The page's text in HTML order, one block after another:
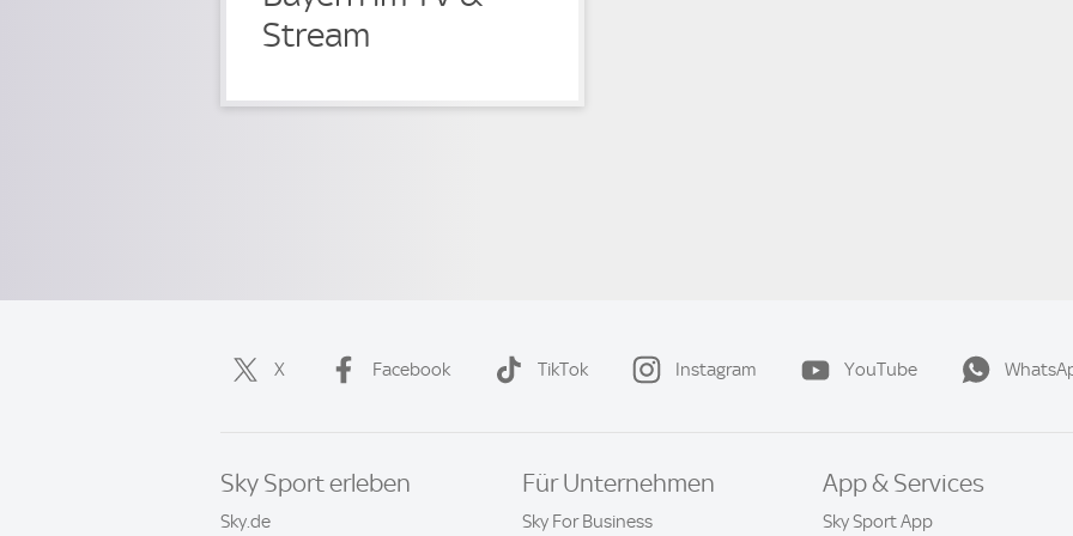
Stream
X Facebook TikTok Instagram YouTube
Sky Sport erleben
Sky.de
Für Unternehmen
Sky For Business
App & Services
Sky Sport App